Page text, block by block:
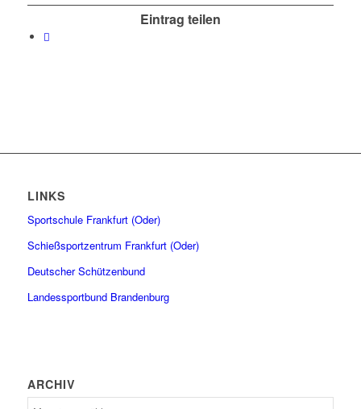
Eintrag teilen
LINKS
Sportschule Frankfurt (Oder)
Schießsportzentrum Frankfurt (Oder)
Deutscher Schützenbund
Landessportbund Brandenburg
ARCHIV